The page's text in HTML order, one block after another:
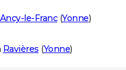
Ancy-le-Franc(Yonne)
Ravières (Yonne)